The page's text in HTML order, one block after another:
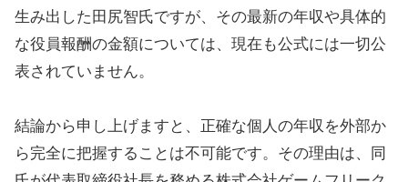
生み出した田尻智氏ですが、その最新の年収や具体的
な役員報酬の金額については、現在も公式には一切公
表されていません。
結論から申し上げますと、正確な個人の年収を外部か
ら完全に把握することは不可能です。その理由は、同